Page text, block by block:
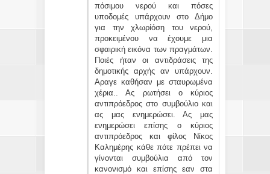
πόσιμου νερού και πόσες
υποδομές υπάρχουν στο Δήμο
για την χλωρίόση του νερού,
προκειμένου να έχουμε μια
σφαιρική εικόνα των πραγμάτων.
Ποιές ήταν οι αντιδράσεις της
δημοτικής αρχής αν υπάρχουν.
Αραγε καθήσαν με σταυρωμένα
χέρια.. Ας ρωτήσει ο κύριος
αντιπρόεδρος στο συμβούλιο και
ας μας ενημερώσει. Ας μας
ενημερώσει επίσης ο κύριος
αντιπρόεδρος και φίλος Νίκος
Καλημέρης κάθε πότε πρέπει να
γίνονται συμβούλια από τον
κανονισμό και επίσης εαν στα